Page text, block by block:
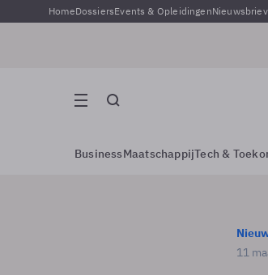
HomeDossiersEvents & Opleidingen
BusinessMaatschappijTech &
11